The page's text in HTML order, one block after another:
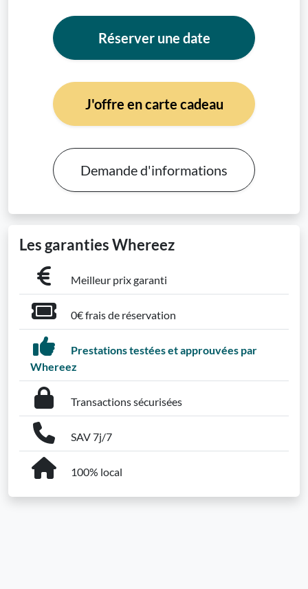
Réserver une date
J'offre en carte cadeau
Demande d'informations
Les garanties Whereez
Meilleur prix garanti
0€ frais de réservation
Prestations testées et approuvées par
Whereez
Transactions sécurisées
SAV 7j/7
100% local